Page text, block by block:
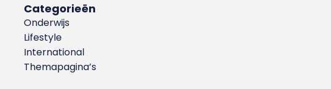
Categorieën
Onderwijs
Lifestyle
International
Themapagina’s